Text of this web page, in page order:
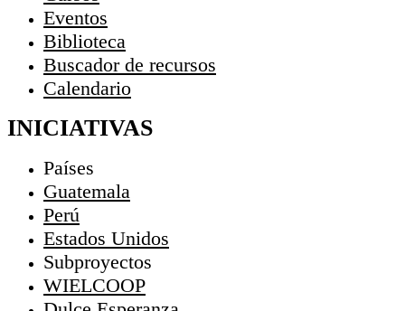
Eventos
Biblioteca
Buscador de recursos
Calendario
INICIATIVAS
Países
Guatemala
Perú
Estados Unidos
Subproyectos
WIELCOOP